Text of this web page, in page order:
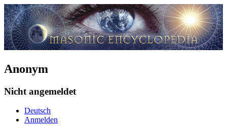
Anonym
Nicht angemeldet
Deutsch
Anmelden